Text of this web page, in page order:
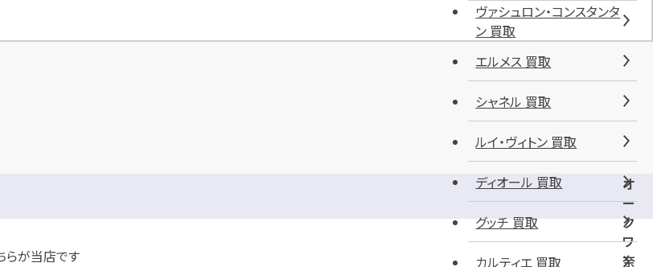
オ
ー
ク
ワ
奈
ヴァシュロン・コンスタンタ
ン 買取
エルメス 買取
シャネル 買取
ルイ・ヴィトン 買取
ディオール 買取
グッチ 買取
カルティエ 買取